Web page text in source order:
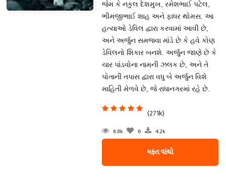
જેમ કે નકુલ દેશમુખ, રમેશભાઈ પટેલ,
ભીમજીભાઈ શાહ અને ફાધર થોમસ. આ
હત્યાઓ ડેવિલ દ્વારા કરવામાં આવી છે,
અને અર્જુન સમજવા માંડે છે કે હવે કોણ
ડેવિલનો શિકાર બનશે. અર્જુન જાણે છે કે
ચાર પાંડવોના નામની ઝલક છે, અને તે
પોતાની તપાસ દ્વારા વધુ બે અર્જુન વિશે
માહિતી મેળવે છે, જે રાધાનગરમાં રહે છે.
(271k)
6.8k 6 4.2k
મફત વાંચો